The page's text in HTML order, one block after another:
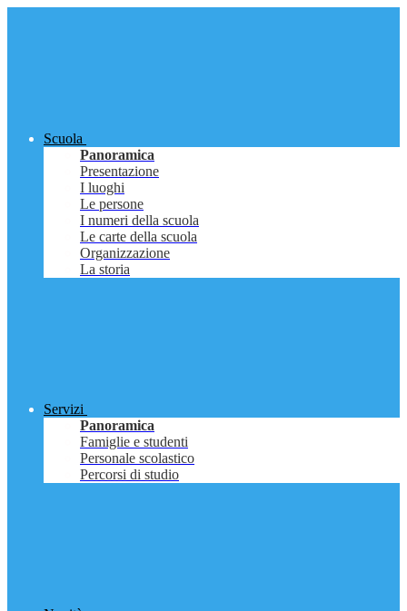
Scuola
Panoramica
Presentazione
I luoghi
Le persone
I numeri della scuola
Le carte della scuola
Organizzazione
La storia
Servizi
Panoramica
Famiglie e studenti
Personale scolastico
Percorsi di studio